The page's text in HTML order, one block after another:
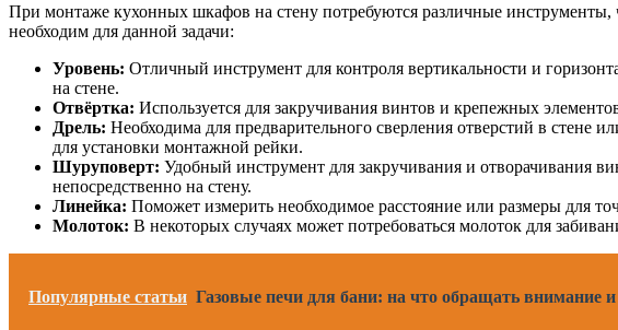
При монтаже кухонных шкафов на стену потребуются различные инструменты,
необходим для данной задачи:
Уровень: Отличный инструмент для контроля вертикальности и
на стене.
Отвёртка: Используется для закручивания винтов и крепежных
Дрель: Необходима для предварительного сверления отверстий в
для установки монтажной рейки.
Шуруповерт: Удобный инструмент для закручивания и отворачивания
непосредственно на стену.
Линейка: Поможет измерить необходимое расстояние или размеры для
Молоток: В некоторых случаях может потребоваться молоток для
Популярные статьи Газовые печи для бани: на что обращать внимание и